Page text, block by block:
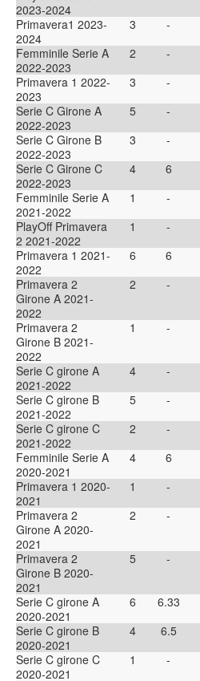
2023-2024
Primavera1 2023-
2024
3 -
Femminile Serie A
2022-2023
2 -
Primavera 1 2022-
2023
3 -
Serie C Girone A
2022-2023
5 -
Serie C Girone B
2022-2023
3 -
Serie C Girone C
2022-2023
4 6
Femminile Serie A
2021-2022
1 -
PlayOff Primavera
2 2021-2022
1 -
Primavera 1 2021-
2022
6 6
Primavera 2
Girone A 2021-
2022
2 -
Primavera 2
Girone B 2021-
2022
1 -
Serie C girone A
2021-2022
4 -
Serie C girone B
2021-2022
5 -
Serie C girone C
2021-2022
2 -
Femminile Serie A
2020-2021
4 6
Primavera 1 2020-
2021
1 -
Primavera 2
Girone A 2020-
2021
2 -
Primavera 2
Girone B 2020-
2021
5 -
Serie C girone A
2020-2021
6 6.33
Serie C girone B
2020-2021
4 6.5
Serie C girone C
2020-2021
1 -